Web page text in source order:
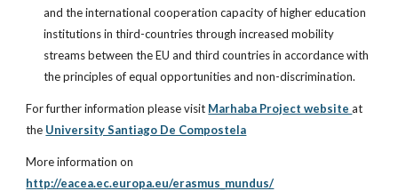
and the international cooperation capacity of higher education
institutions in third-countries through increased mobility
streams between the EU and third countries in accordance with
the principles of equal opportunities and non-discrimination.
For further information please visit Marhaba Project website at
the University Santiago De Compostela
http://eacea.ec.europa.eu/erasmus_mundus/